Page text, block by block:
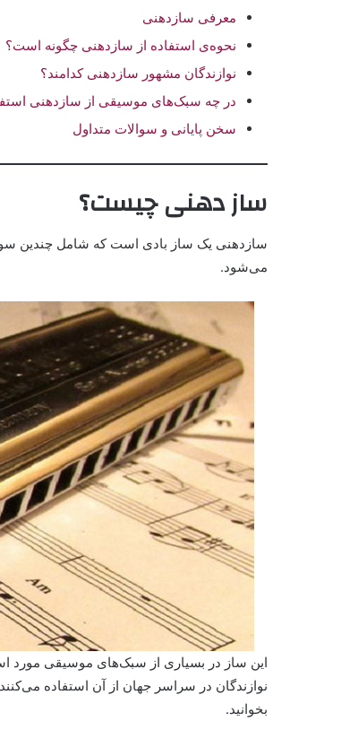
معرفی سازدهنی
نحوه‌ی استفاده از سازدهنی چگونه است؟
نوازندگان مشهور سازدهنی کدامند؟
در چه سبک‌های موسیقی از سازدهنی
سخن پایانی و سوالات متداول
ساز دهنی چیست؟
سازدهنی یک ساز بادی است که شامل چندین
می‌شود.
این ساز در بسیاری از سبک‌های موسیقی مورد
نوازندگان در سراسر جهان از آن استفاده
بخوانید.